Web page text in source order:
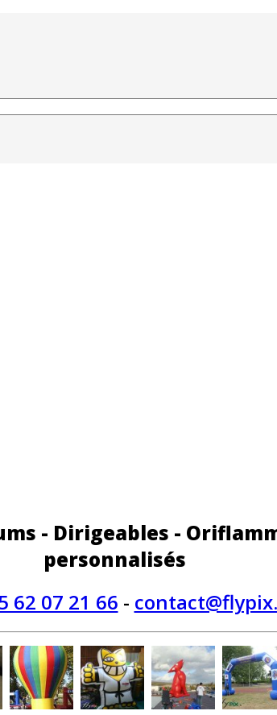
- Dirigeables -
personnalisés
62 07 21 66 -